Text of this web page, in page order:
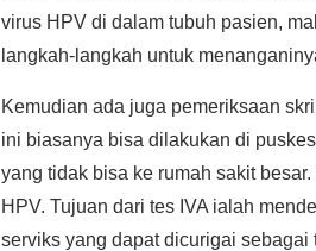
virus HPV di dalam tubuh pasien,
langkah-langkah untuk
Kemudian ada juga pemeriksaan
ini biasanya bisa dilakukan di
yang tidak bisa ke rumah sakit
HPV. Tujuan dari tes IVA ialah
serviks yang dapat dicurigai sebagai